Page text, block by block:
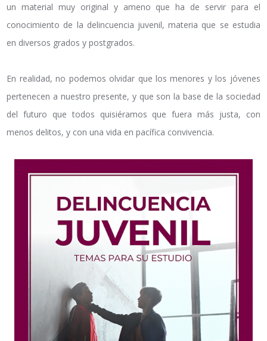
un material muy original y ameno que ha de servir para el
conocimiento de la delincuencia juvenil, materia que se estudia
en diversos grados y postgrados.
En realidad, no podemos olvidar que los menores y los jóvenes
pertenecen a nuestro presente, y que son la base de la sociedad
del futuro que todos quisiéramos que fuera más justa, con
menos delitos, y con una vida en pacífica convivencia.